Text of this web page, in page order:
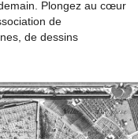
Plongez au cœur
de
de dessins